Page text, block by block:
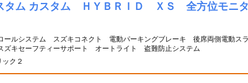
タム カスタム ＨＹＢＲＩＤ ＸＳ 全方位モニ
ールシステム スズキコネクト 電動パーキングブレーキ 後席両側電動ス
キセーフティーサポート オートライト 盗難防止システム
ク２